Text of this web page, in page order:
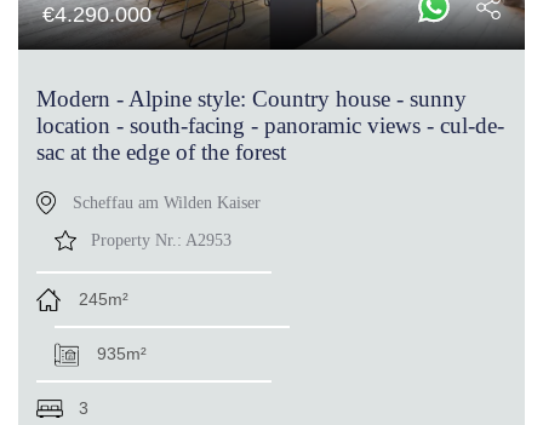
€4.290.000
Modern - Alpine style: Country house - sunny
location - south-facing - panoramic views - cul-de-
sac at the edge of the forest
Scheffau am Wilden Kaiser
Property Nr.: A2953
245m²
935m²
3